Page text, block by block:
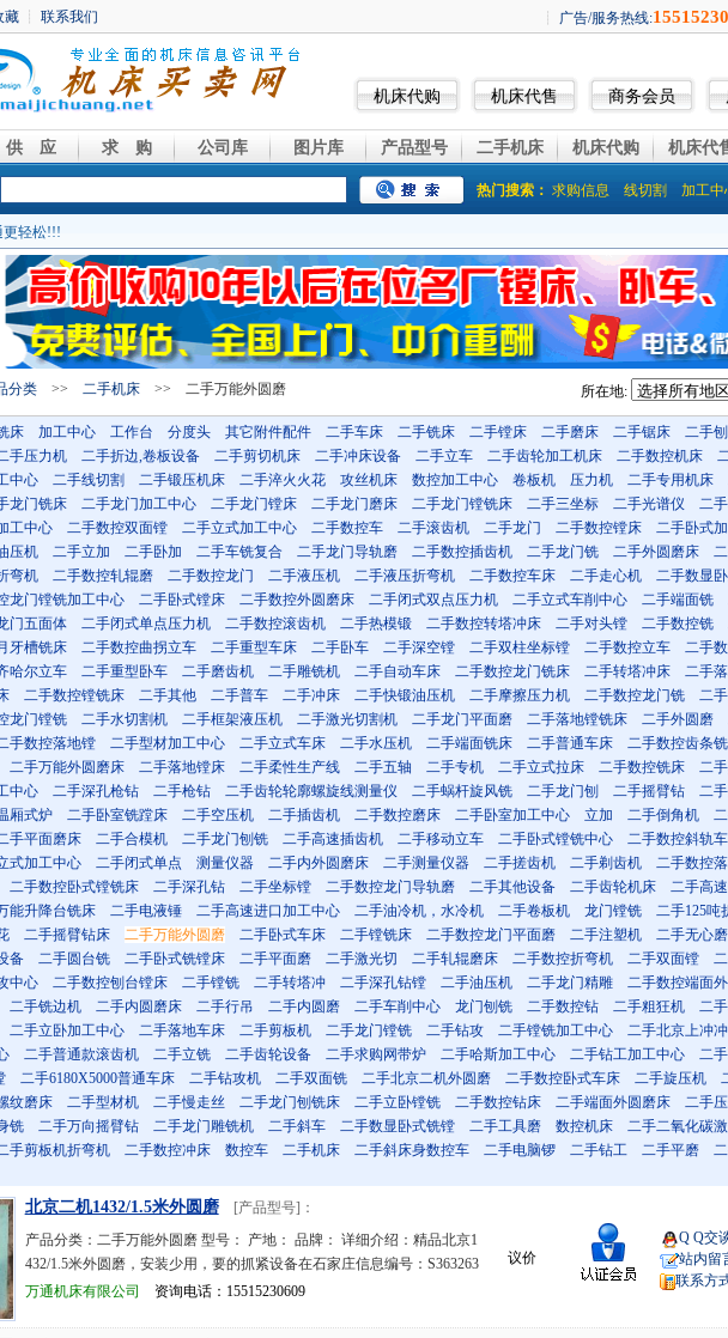
机床代购 机床代售 商务会员
供 应 求 购 公司库 图片库 产品型号 二手机床 机床代购 机床代
热门搜索： 求购信息 线切割 加工中
更轻松!!!
分类>> 二手机床>> 二手万能外圆磨 所在地:
床 加工中心 工作台 分度头 其它附件配件 二手车床 二手铣床 二手镗床 二手磨床 二手锯床
二手刨
手压力机 二手折边,卷板设备 二手剪切机床 二手冲床设备 二手立车 二手齿轮加工机床 二手数控机床
中心 二手线切割 二手锻压机床 二手淬火火花 攻丝机床 数控加工中心 卷板机 压力机 二手专用机床
龙门铣床 二手龙门加工中心 二手龙门镗床 二手龙门磨床 二手龙门镗铣床 二手三坐标 二手光谱仪
二
工中心 二手数控双面镗 二手立式加工中心 二手数控车 二手滚齿机 二手龙门 二手数控镗床
二手卧式
压机 二手立加 二手卧加 二手车铣复合 二手龙门导轨磨 二手数控插齿机 二手龙门铣 二手外圆磨床
弯机 二手数控轧辊磨 二手数控龙门 二手液压机 二手液压折弯机 二手数控车床 二手走心机
二手数显
龙门镗铣加工中心 二手卧式镗床 二手数控外圆磨床 二手闭式双点压力机 二手立式车削中心 二手端面铣
门五面体 二手闭式单点压力机 二手数控滚齿机 二手热模锻 二手数控转塔冲床 二手对头镗 二手数控铣
牙槽铣床 二手数控曲拐立车 二手重型车床 二手卧车 二手深空镗 二手双柱坐标镗 二手数控立车
二手
哈尔立车 二手重型卧车 二手磨齿机 二手雕铣机 二手自动车床 二手数控龙门铣床 二手转塔冲床
二手
二手数控镗铣床 二手其他 二手普车 二手冲床 二手快锻油压机 二手摩擦压力机 二手数控龙门铣
二
龙门镗铣 二手水切割机 二手框架液压机 二手激光切割机 二手龙门平面磨 二手落地镗铣床 二手外圆磨
手数控落地镗 二手型材加工中心 二手立式车床 二手水压机 二手端面铣床 二手普通车床
二手数控齿条
二手万能外圆磨床 二手落地镗床 二手柔性生产线 二手五轴 二手专机 二手立式拉床 二手数控铣床
二
中心 二手深孔枪钻 二手枪钻 二手齿轮轮廓螺旋线测量仪 二手蜗杆旋风铣 二手龙门刨 二手摇臂钻
二
厢式炉 二手卧室铣蹚床 二手空压机 二手插齿机 二手数控磨床 二手卧室加工中心 立加 二手倒角机
手平面磨床 二手合模机 二手龙门刨铣 二手高速插齿机 二手移动立车 二手卧式镗铣中心
二手数控斜轨车
式加工中心 二手闭式单点 测量仪器 二手内外圆磨床 二手测量仪器 二手搓齿机 二手剃齿机
二手数控
二手数控卧式镗铣床 二手深孔钻 二手坐标镗 二手数控龙门导轨磨 二手其他设备 二手齿轮机床
二手高
能升降台铣床 二手电液锤 二手高速进口加工中心 二手油冷机，水冷机 二手卷板机 龙门镗铣
二手125吨
二手摇臂钻床 二手万能外圆磨 二手卧式车床 二手镗铣床 二手数控龙门平面磨 二手注塑机
二手无心磨
备 二手圆台铣 二手卧式铣镗床 二手平面磨 二手激光切 二手轧辊磨床 二手数控折弯机 二手双面镗
中心 二手数控刨台镗床 二手镗铣 二手转塔冲 二手深孔钻镗 二手油压机 二手龙门精雕
二手数控端面
二手铣边机 二手内圆磨床 二手行吊 二手内圆磨 二手车削中心 龙门刨铣 二手数控钻 二手粗狂机
二
二手立卧加工中心 二手落地车床 二手剪板机 二手龙门镗铣 二手钻攻 二手镗铣加工中心
二手北京上冲冲
二手普通款滚齿机 二手立铣 二手齿轮设备 二手求购网带炉 二手哈斯加工中心 二手钻工加工中心
二
二手6180X5000普通车床 二手钻攻机 二手双面铣 二手北京二机外圆磨 二手数控卧式车床 二手旋压机
纹磨床 二手型材机 二手慢走丝 二手龙门刨铣床 二手立卧镗铣 二手数控钻床 二手端面外圆磨床
二手
铣 二手万向摇臂钻 二手龙门雕铣机 二手斜车 二手数显卧式铣镗 二手工具磨 数控机床
二手二氧化碳
手剪板机折弯机 二手数控冲床 数控车 二手机床 二手斜床身数控车 二手电脑锣 二手钻工 二手平磨
北京二机1432/1.5米外圆磨
[产品型号]：
产品分类：二手万能外圆磨 型号： 产地： 品牌： 详细介绍：精品北京1
432/1.5米外圆磨，安装少用，要的抓紧设备在石家庄信息编号：S363263
万通机床有限公司
资询电话：15515230609
议价
Q Q交
站内留
联系方